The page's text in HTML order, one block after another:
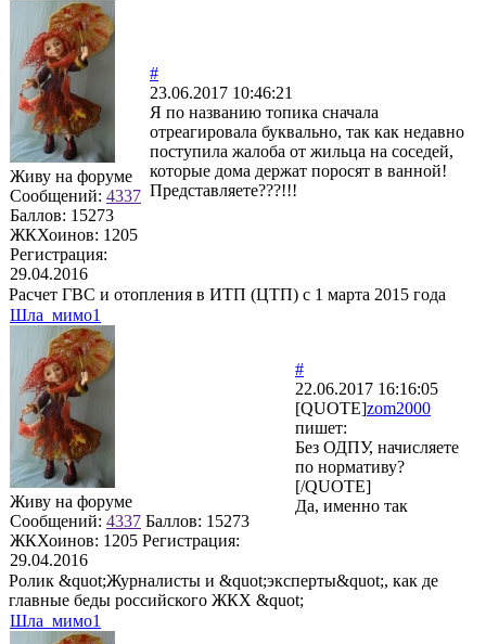
Живу на форуме
Сообщений: 4337
Баллов: 15273
ЖКХоинов: 1205
Регистрация:
29.04.2016
#
23.06.2017 10:46:21
Я по названию топика сначала
отреагировала буквально, так как недавно
поступила жалоба от жильца на соседей,
которые дома держат поросят в ванной!
Представляете???!!!
Расчет ГВС и отопления в ИТП (ЦТП) с 1 марта 2015 года
Шла_мимо1
Живу на форуме
Сообщений: 4337 Баллов: 15273
ЖКХоинов: 1205 Регистрация:
29.04.2016
#
22.06.2017 16:16:05
[QUOTE]zom2000
пишет:
Без ОДПУ, начисляете
по нормативу?
[/QUOTE]
Да, именно так
Ролик &quot;Журналисты и &quot;эксперты&quot;, как де
главные беды российского ЖКХ &quot;
Шла_мимо1